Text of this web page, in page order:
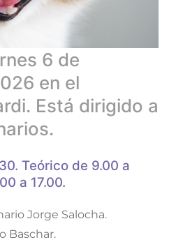
6 de
en el
Está dirigido a
Teórico de 9.00 a
a 17.00.
Jorge Salocha.
Baschar.